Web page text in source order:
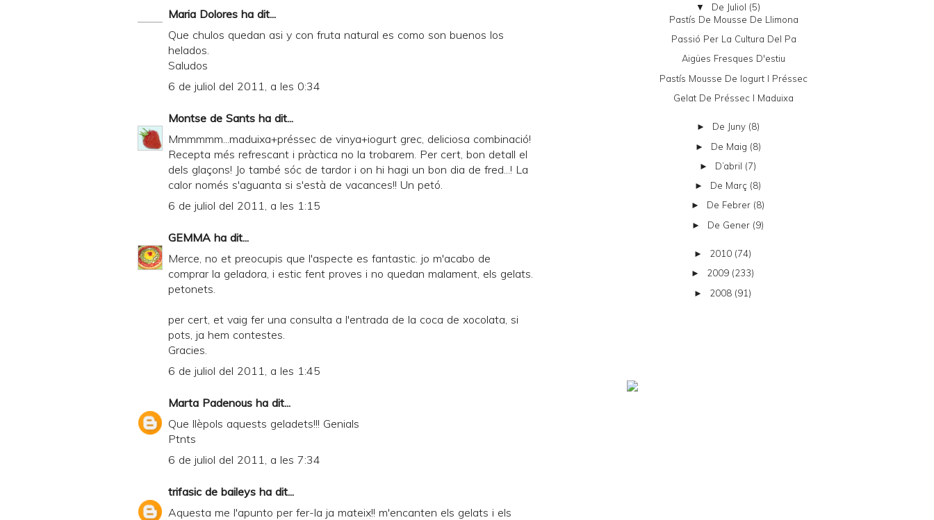
d
d
P
D
F
Maria Dolores ha dit...
Que chulos quedan asi y con fruta natural es como son buenos los
helados.
Saludos
6 de juliol del 2011, a les 0:34
Montse de Sants ha dit...
Mmmmmm...maduixa+préssec de vinya+iogurt grec, deliciosa combinació!
Recepta més refrescant i pràctica no la trobarem. Per cert, bon detall el
dels glaçons! Jo també sóc de tardor i on hi hagi un bon dia de fred...! La
calor només s'aguanta si s'està de vacances!! Un petó.
6 de juliol del 2011, a les 1:15
GEMMA ha dit...
Merce, no et preocupis que l'aspecte es fantastic. jo m'acabo de
comprar la geladora, i estic fent proves i no quedan malament, els gelats.
petonets.
per cert, et vaig fer una consulta a l'entrada de la coca de xocolata, si
pots, ja hem contestes.
Gracies.
6 de juliol del 2011, a les 1:45
Marta Padenous ha dit...
Que llèpols aquests geladets!!! Genials
Ptnts
6 de juliol del 2011, a les 7:34
trifasic de baileys ha dit...
Aquesta me l'apunto per fer-la ja mateix!! m'encanten els gelats i els
▼ De Juliol (5)
Pastís De Mousse De Llimona
Passió Per La Cultura Del Pa
Aigües Fresques D'estiu
Pastís Mousse De Iogurt I Préssec
Gelat De Préssec I Maduixa
► De Juny (8)
► De Maig (8)
► D’abril (7)
► De Març (8)
► De Febrer (8)
► De Gener (9)
► 2010 (74)
► 2009 (233)
► 2008 (91)